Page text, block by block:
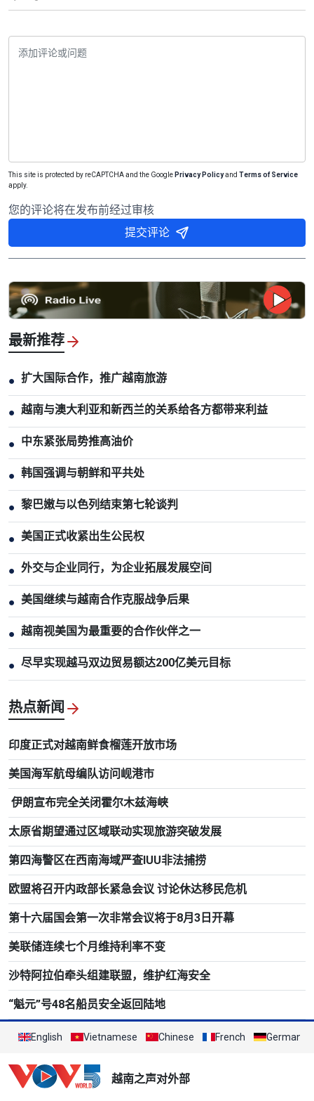
This site is protected by reCAPTCHA and the Google Privacy Policyand Terms of Service
apply.
您的评论将在发布前经过审核
提交评论
最新推荐
● 扩大国际合作，推广越南旅游
● 越南与澳大利亚和新西兰的关系给各方都带来利益
● 中东紧张局势推高油价
● 韩国强调与朝鲜和平共处
● 黎巴嫩与以色列结束第七轮谈判
● 美国正式收紧出生公民权
● 外交与企业同行，为企业拓展发展空间
● 美国继续与越南合作克服战争后果
● 越南视美国为最重要的合作伙伴之一
● 尽早实现越马双边贸易额达200亿美元目标
热点新闻
印度正式对越南鲜食榴莲开放市场
美国海军航母编队访问岘港市
伊朗宣布完全关闭霍尔木兹海峡
太原省期望通过区域联动实现旅游突破发展
第四海警区在西南海域严查IUU非法捕捞
欧盟将召开内政部长紧急会议 讨论休达移民危机
第十六届国会第一次非常会议将于8月3日开幕
美联储连续七个月维持利率不变
沙特阿拉伯牵头组建联盟，维护红海安全
“魁元”号48名船员安全返回陆地
English Vietnamese Chinese French German
越南之声对外部